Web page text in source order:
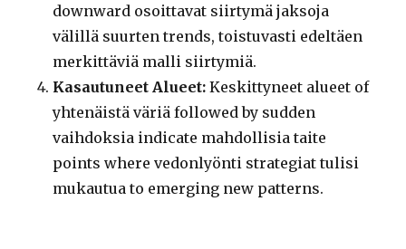
downward osoittavat siirtymä jaksoja
välillä suurten trends, toistuvasti edeltäen
merkittäviä malli siirtymiä.
Kasautuneet Alueet: Keskittyneet alueet of
yhtenäistä väriä followed by sudden
vaihdoksia indicate mahdollisia taite
points where vedonlyönti strategiat tulisi
mukautua to emerging new patterns.